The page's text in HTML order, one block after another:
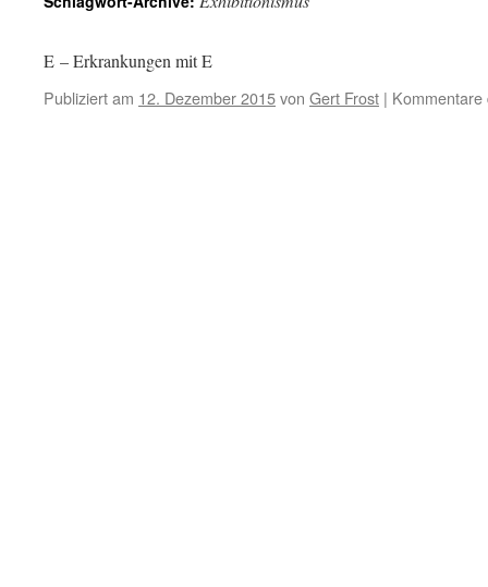
E – Erkrankungen mit E
Publiziert am 12. Dezember 2015von Gert Frost | Kommentare